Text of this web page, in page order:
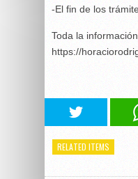
-El fin de los
Toda la
https://
RELATED ITEMS